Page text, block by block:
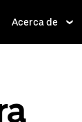
Acerca de